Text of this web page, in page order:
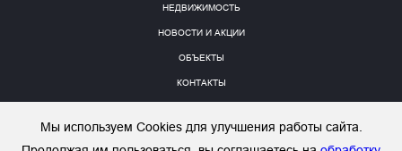
НЕДВИЖИМОСТЬ
НОВОСТИ И АКЦИИ
ОБЪЕКТЫ
КОНТАКТЫ
Подписаться на рассылку
Мы используем Cookies для улучшения работы сайта.